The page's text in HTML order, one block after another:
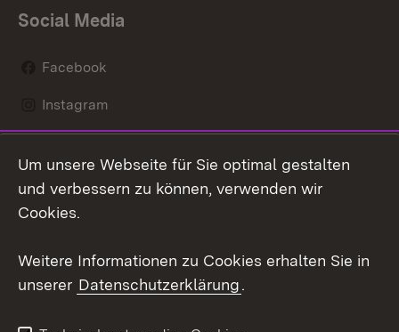
Social Media
Facebook
Instagram
Social Wall
Youtube
Kontakt
Datenschutz
Um unsere Webseite für Sie optimal gestalten
und verbessern zu können, verwenden wir
Cookies.
Weitere Informationen zu Cookies erhalten Sie in
unserer Datenschutzerklärung.